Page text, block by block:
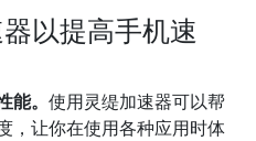
以提高手机速
。 使用灵缇加速器可以帮
，让你在使用各种应用时体